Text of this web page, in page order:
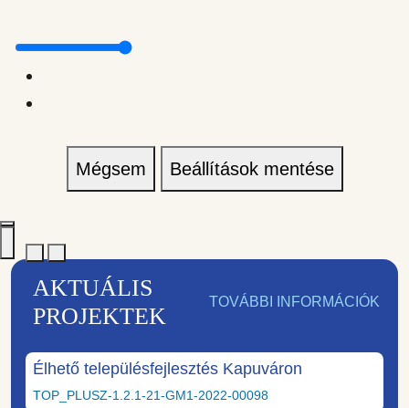
Mégsem Beállítások mentése
AKTUÁLIS
PROJEKTEK
TOVÁBBI INFORMÁCIÓK
Élhető településfejlesztés Kapuváron
TOP_PLUSZ-1.2.1-21-GM1-2022-00098